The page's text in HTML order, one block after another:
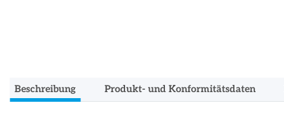
Beschreibung Produkt- und Konformitätsdaten